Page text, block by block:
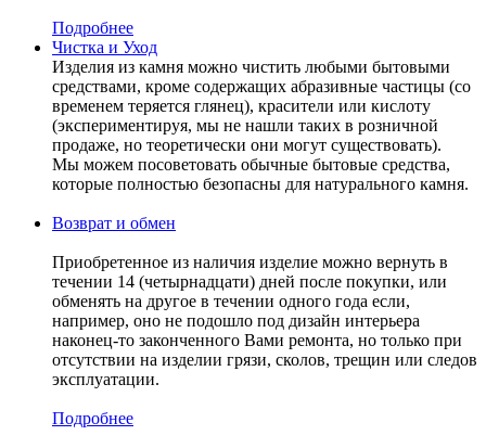
Подробнее
Чистка и Уход
Изделия из камня можно чистить любыми бытовыми
средствами, кроме содержащих абразивные частицы (со
временем теряется глянец), красители или кислоту
(экспериментируя, мы не нашли таких в розничной
продаже, но теоретически они могут существовать).
Мы можем посоветовать обычные бытовые средства,
которые полностью безопасны для натурального камня.
Возврат и обмен
Приобретенное из наличия изделие можно вернуть в
течении 14 (четырнадцати) дней после покупки, или
обменять на другое в течении одного года если,
например, оно не подошло под дизайн интерьера
наконец-то законченного Вами ремонта, но только при
отсутствии на изделии грязи, сколов, трещин или следов
эксплуатации.
Подробнее